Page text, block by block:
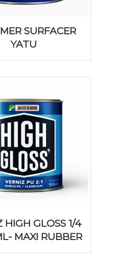
SURFACER
YATU
HIGH GLOSS 1/4
MAXI RUBBER